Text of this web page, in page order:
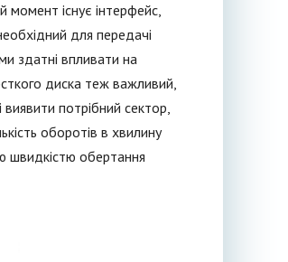
момент існує інтерфейс,
для передачі
здатні впливати на
диска теж важливий,
потрібний сектор,
оборотів в хвилину
швидкістю обертання